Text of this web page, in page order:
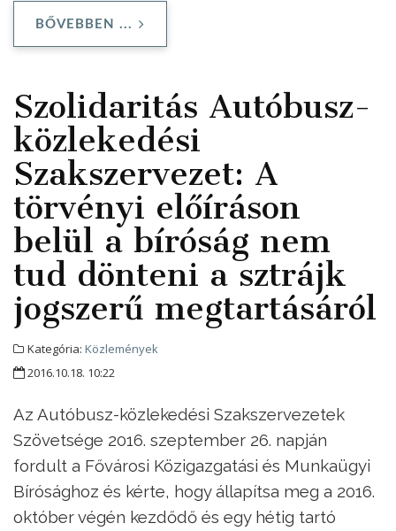
BŐVEBBEN ...
Szolidaritás Autóbusz-
közlekedési
Szakszervezet: A
törvényi előíráson
belül a bíróság nem
tud dönteni a sztrájk
jogszerű megtartásáról
Kategória: Közlemények
2016.10.18. 10:22
Az Autóbusz-közlekedési Szakszervezetek
Szövetsége 2016. szeptember 26. napján
fordult a Fővárosi Közigazgatási és Munkaügyi
Bírósághoz és kérte, hogy állapítsa meg a 2016.
október végén kezdődő és egy hétig tartó